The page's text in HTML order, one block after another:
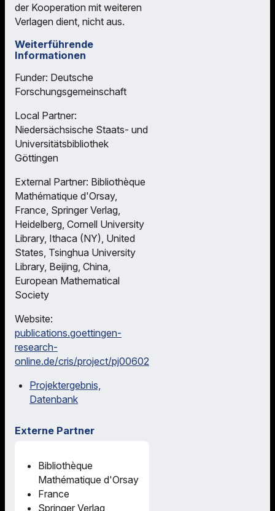
der Kooperation mit weiteren
Verlagen dient, nicht aus.
Weiterführende
Informationen
Funder: Deutsche
Forschungsgemeinschaft
Local Partner:
Niedersächsische Staats- und
Universitätsbibliothek
Göttingen
External Partner: Bibliothèque
Mathématique d'Orsay,
France, Springer Verlag,
Heidelberg, Cornell University
Library, Ithaca (NY), United
States, Tsinghua University
Library, Beijing, China,
European Mathematical
Society
Website:
publications.goettingen-
research-
online.de/cris/project/pj00602
Projektergebnis,
Datenbank
Externe Partner
Bibliothèque
Mathématique d'Orsay
France
Springer Verlag